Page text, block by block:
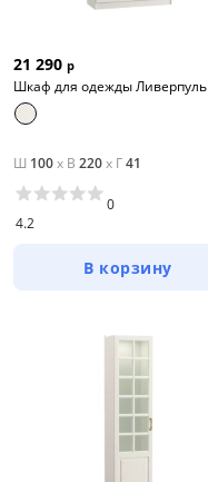
21 290 р
Шкаф для одежды Ливерпуль
Ш 100x В 220x Г41
4.2
0
В корзину